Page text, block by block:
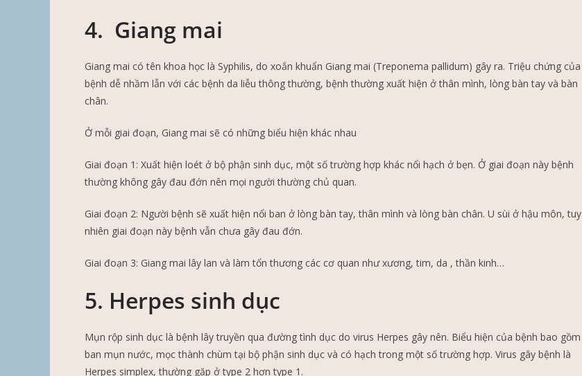
4. Giang mai
Giang mai có tên khoa học là Syphilis, do xoắn khuẩn Giang mai (Treponema pallidum) gây ra. Triệu chứng của
bệnh dễ nhầm lẫn với các bệnh da liễu thông thường, bệnh thường xuất hiện ở thân mình, lòng bàn tay và bàn
chân.
Ở mỗi giai đoạn, Giang mai sẽ có những biểu hiện khác nhau
Giai đoạn 1: Xuất hiện loét ở bộ phận sinh dục, một số trường hợp khác nổi hạch ở bẹn. Ở giai đoạn này bệnh
thường không gây đau đớn nên mọi người thường chủ quan.
Giai đoạn 2: Người bệnh sẽ xuất hiện nổi ban ở lòng bàn tay, thân mình và lòng bàn chân. U sùi ở hậu môn, tuy
nhiên giai đoạn này bệnh vẫn chưa gây đau đớn.
Giai đoạn 3: Giang mai lây lan và làm tổn thương các cơ quan như xương, tim, da , thần kinh…
5. Herpes sinh dục
Mụn rộp sinh dục là bệnh lây truyền qua đường tình dục do virus Herpes gây nên. Biểu hiện của bệnh bao gồm
ban mụn nước, mọc thành chùm tại bộ phận sinh dục và có hạch trong một số trường hợp. Virus gây bệnh là
Herpes simplex, thường gặp ở type 2 hơn type 1.